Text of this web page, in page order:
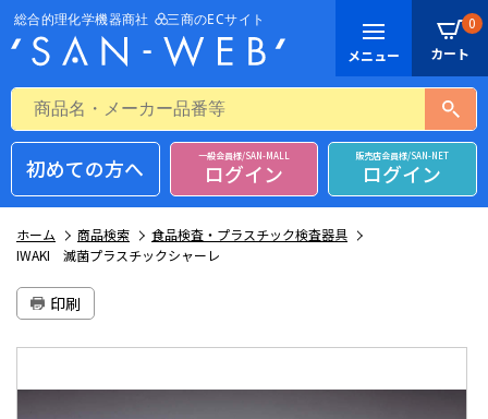
0
初めての方へ 一般会員様/SAN-MALL
ログイン
販売店会員様/SAN-NET
ログイン
ホーム 商品検索
食品検査・プラスチック検査器具
IWAKI 滅菌プラスチックシャーレ
印刷